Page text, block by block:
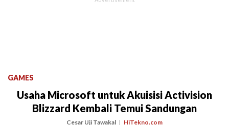
GAMES
Usaha Microsoft untuk Akuisisi Activision
Blizzard Kembali Temui Sandungan
Cesar Uji Tawakal HiTekno.com